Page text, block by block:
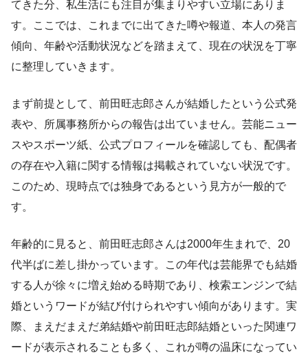
てきた分、私生活にも注目が集まりやすい立場にありま
す。ここでは、これまでに出てきた噂や報道、本人の発言
傾向、年齢や活動状況などを踏まえて、現在の状況を丁寧
に整理していきます。
まず前提として、前田旺志郎さんが結婚したという公式発
表や、所属事務所からの報告は出ていません。芸能ニュー
スやスポーツ紙、公式プロフィールを確認しても、配偶者
の存在や入籍に関する情報は掲載されていない状況です。
このため、現時点では独身であるという見方が一般的で
す。
年齢的に見ると、前田旺志郎さんは2000年生まれで、20
代半ばに差し掛かっています。この年代は芸能界でも結婚
する人が徐々に増え始める時期であり、検索エンジンで結
婚というワードが結び付けられやすい傾向があります。実
際、まえだまえだ弟結婚や前田旺志郎結婚といった関連ワ
ードが表示されることも多く、これが噂の温床になってい